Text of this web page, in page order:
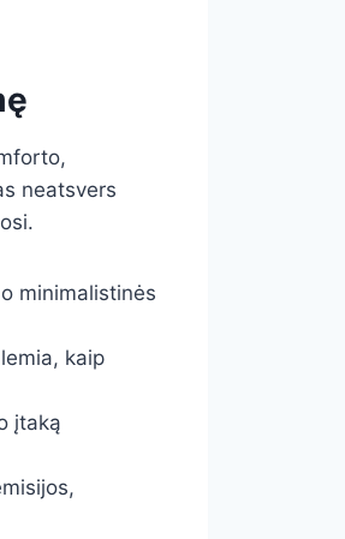
neatsvers
minimalistinės
kaip
įtaką